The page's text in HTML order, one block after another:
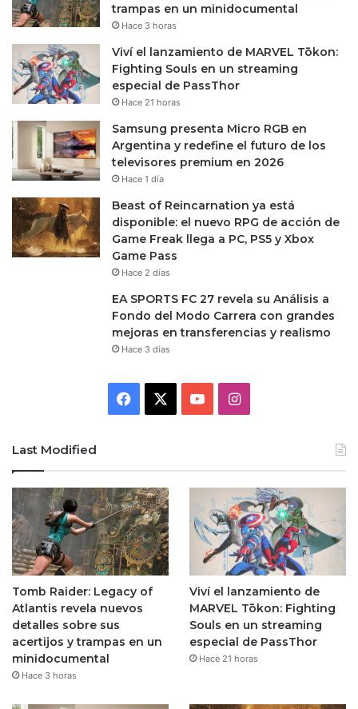
trampas en un minidocumental
Hace 3 horas
Viví el lanzamiento de MARVEL Tōkon:
Fighting Souls en un streaming
especial de PassThor
Hace 21 horas
Samsung presenta Micro RGB en
Argentina y redefine el futuro de los
televisores premium en 2026
Hace 1 día
Beast of Reincarnation ya está
disponible: el nuevo RPG de acción de
Game Freak llega a PC, PS5 y Xbox
Game Pass
Hace 2 días
EA SPORTS FC 27 revela su Análisis a
Fondo del Modo Carrera con grandes
mejoras en transferencias y realismo
Hace 3 días
Facebook YouTubeInstagram
Last Modified
Tomb Raider: Legacy of
Atlantis revela nuevos
detalles sobre sus
acertijos y trampas en un
minidocumental
Hace 3 horas
Viví el lanzamiento de
MARVEL Tōkon: Fighting
Souls en un streaming
especial de PassThor
Hace 21 horas